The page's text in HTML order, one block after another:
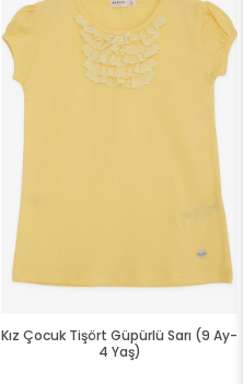
Kız Çocuk Tişört Güpürlü Sarı (9 Ay-
4 Yaş)